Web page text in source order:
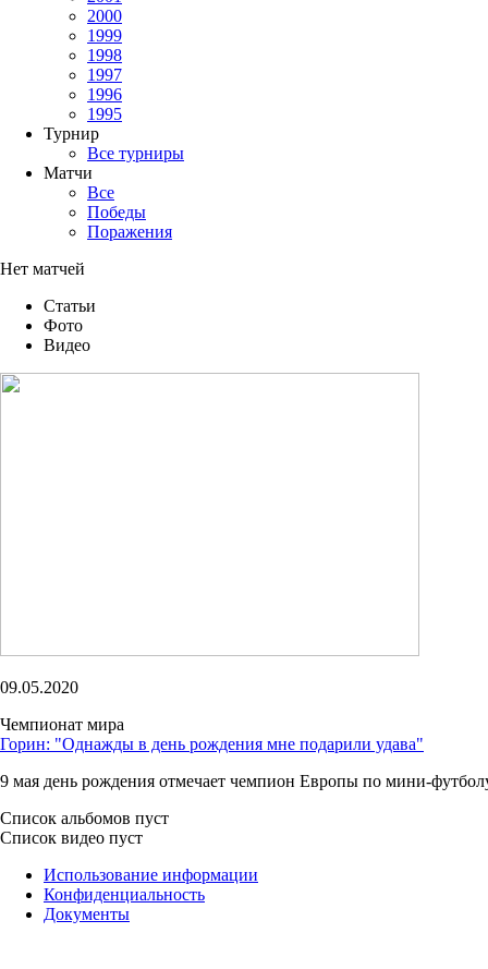
09.05.2020
Чемпионат мира
Горин: "Однажды в день рождения мне подарили удава"
9 мая день рождения отмечает чемпион Европы по мини-
Список альбомов пуст
Список видео пуст
Использование информации
Конфиденциальность
Документы